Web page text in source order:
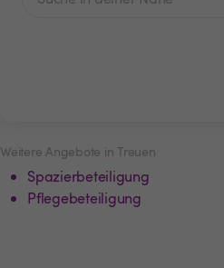
Weitere Angebote in Treuen
Spazierbeteiligung
Pflegebeteiligung